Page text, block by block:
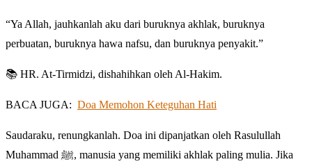
“Ya Allah, jauhkanlah aku dari buruknya akhlak, buruknya
perbuatan, buruknya hawa nafsu, dan buruknya penyakit.”
📚 HR. At-Tirmidzi, dishahihkan oleh Al-Hakim.
BACA JUGA: Doa Memohon Keteguhan Hati
Saudaraku, renungkanlah. Doa ini dipanjatkan oleh Rasulullah
Muhammad ﷺ, manusia yang memiliki akhlak paling mulia. Jika